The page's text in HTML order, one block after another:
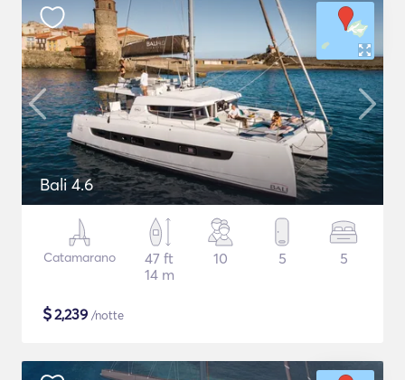
Bali 4.6
Catamarano
47 ft
14 m
10 5 5
$2,239 /notte